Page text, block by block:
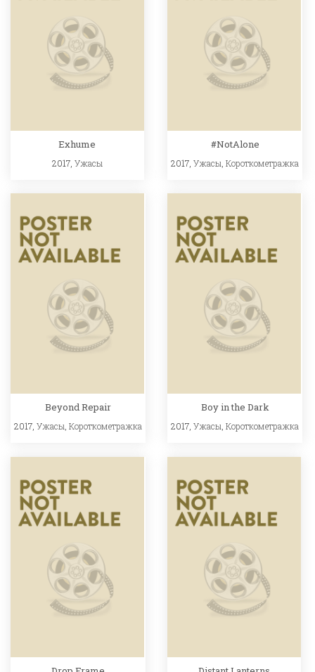
Exhume
2017, Ужасы
#NotAlone
2017,Ужасы ,Короткометражка
Beyond Repair
2017, Ужасы, Короткометражка
Boy in the Dark
2017,Ужасы,Короткометражка